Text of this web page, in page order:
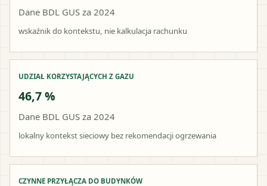
Dane BDL GUS za 2024
wskaźnik do kontekstu, nie kalkulacja rachunku
UDZIAŁ KORZYSTAJĄCYCH Z GAZU
46,7 %
Dane BDL GUS za 2024
lokalny kontekst sieciowy bez rekomendacji ogrzewania
CZYNNE PRZYŁĄCZA DO BUDYNKÓW